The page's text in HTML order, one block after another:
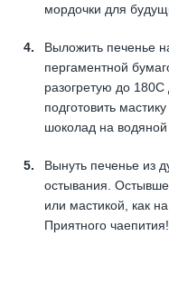
мордочки для
Выложить печенье
пергаментной
разогретую до
подготовить
шоколад на водяной
Вынуть печенье из
остывания.
или мастикой, как
Приятного чаепития!